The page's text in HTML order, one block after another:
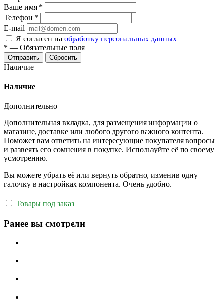
Ваше имя *
Телефон *
E-mail
Я согласен на обработку персональных данных
* — Обязательные поля
Отправить Сбросить
Наличие
Наличие
Дополнительно
Дополнительная вкладка, для размещения информации о
магазине, доставке или любого другого важного контента.
Поможет вам ответить на интересующие покупателя вопросы
и развеять его сомнения в покупке. Используйте её по своему
усмотрению.
Вы можете убрать её или вернуть обратно, изменив одну
галочку в настройках компонента. Очень удобно.
Товары под заказ
Ранее вы смотрели